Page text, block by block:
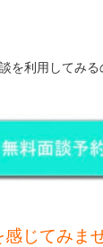
を利用してみる
じてみま